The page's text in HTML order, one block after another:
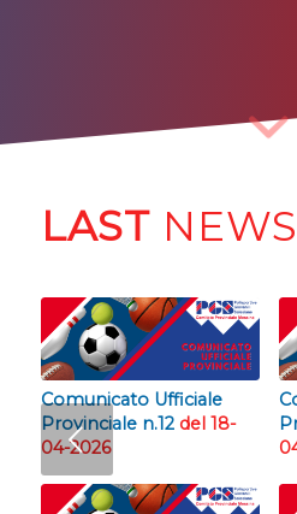
LAST NEWS
Comunicato Ufficiale
Provinciale n.12 del 18-
04-2026
Succ